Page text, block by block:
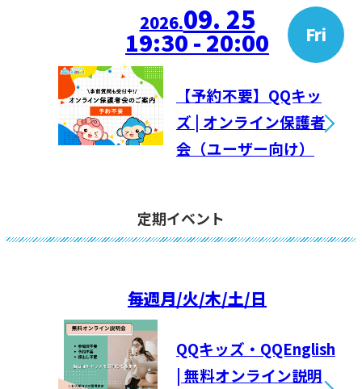
2026.09. 25 Fri
19:30 - 20:00
【予約不要】QQキッ
ズ | オンライン保護者
会（ユーザー向け）
定期イベント
毎週月/火/木/土/日
QQキッズ・QQEnglish
| 無料オンライン説明